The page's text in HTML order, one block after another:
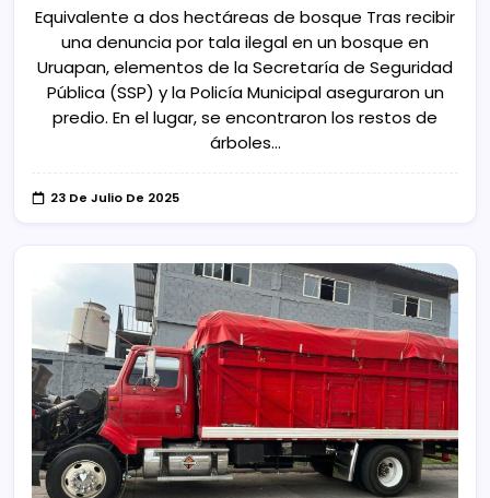
Equivalente a dos hectáreas de bosque Tras recibir
una denuncia por tala ilegal en un bosque en
Uruapan, elementos de la Secretaría de Seguridad
Pública (SSP) y la Policía Municipal aseguraron un
predio. En el lugar, se encontraron los restos de
árboles…
23 De Julio De 2025